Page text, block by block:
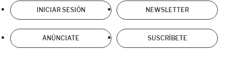
INICIAR SESIÓN NEWSLETTER
ANÚNCIATE SUSCRÍBETE